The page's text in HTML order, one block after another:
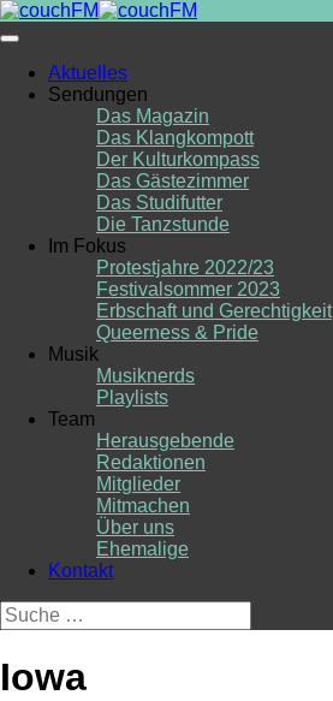
Skip
to
Aktuelles
Sendungen
Das Magazin
Das Klangkompott
Der Kulturkompass
Das Gästezimmer
Das Studifutter
Die Tanzstunde
Im Fokus
Protestjahre 2022/23
Festivalsommer 2023
Erbschaft und Gerechtigkeit
Queerness & Pride
Musik
Musiknerds
Playlists
Team
Herausgebende
Redaktionen
Mitglieder
Mitmachen
Über uns
Ehemalige
Kontakt
Suche
nach:
Iowa